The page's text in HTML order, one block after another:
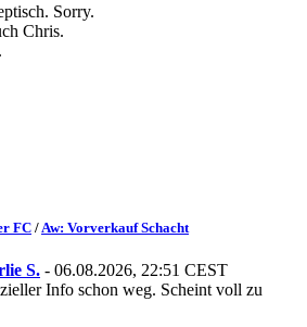
Sorry.
Chris.
FC /Aw: Vorverkauf Schacht
S. - 06.08.2026, 22:51 CEST
Info schon weg. Scheint voll zu